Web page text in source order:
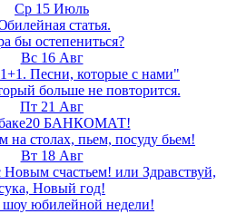
Ср 15 Июль
статья.
бы остепениться?
Вс 16 Авг
Песни, которые с нами"
больше не повторится.
Пт 21 Авг
БАНКОМАТ!
на столах, пьем, посуду бьем!
Вт 18 Авг
счастьем! или Здравствуй,
Новый год!
шоу юбилейной недели!